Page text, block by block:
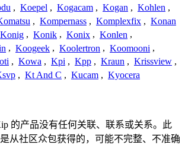
, Koepel , Kogacam , Kogan , Kohlen ,
, Kompernass , Komplexfix , Konan
Konig , Konik , Konix , Konlen ,
, Koogeek , Koolertron , Koomooni ,
, Kowa , Kpi , Kpp , Kraun , Krissview ,
, Kt And C , Kucam , Kyocera
的产品没有任何关联、联系或关系。此
从社区众包获得的，可能不完整、不准确